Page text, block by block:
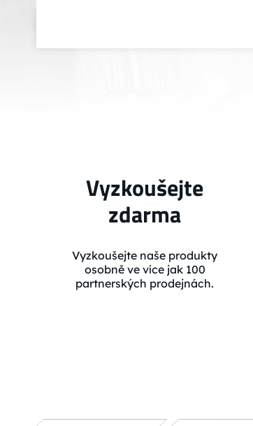
Vyzkoušejte
zdarma
Vyzkoušejte naše produkty
osobně ve více jak 100
partnerských prodejnách.